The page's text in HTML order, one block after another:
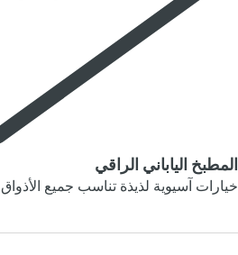
المطبخ الياباني الراقي
خيارات آسيوية لذيذة تناسب جميع الأذواق